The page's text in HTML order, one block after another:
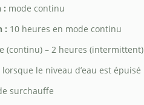
: mode continu
: 10 heures en mode continu
(continu) – 2 heures (intermittent)
le niveau d’eau est épuisé
surchauffe